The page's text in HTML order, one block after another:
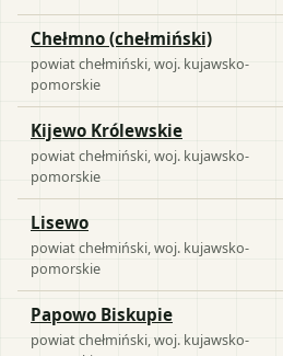
Chełmno (chełmiński)
powiatchełmiński , woj. kujawsko-
pomorskie
Kijewo Królewskie
powiatchełmiński , woj. kujawsko-
pomorskie
Lisewo
powiatchełmiński , woj. kujawsko-
pomorskie
Papowo Biskupie
powiatchełmiński , woj. kujawsko-